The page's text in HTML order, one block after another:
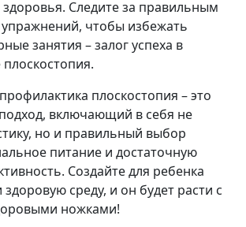
здоровья. Следите за правильным
чтобы избежать
занятия – залог успеха в
плоскостопия – это
включающий в себя не
но и правильный выбор
питание и достаточную
Создайте для ребенка
среду, и он будет расти с
ножками!